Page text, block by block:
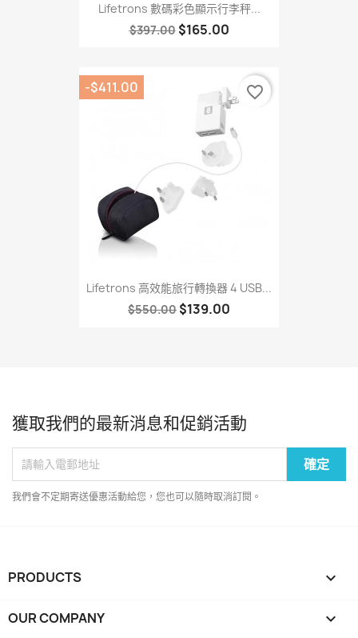
Lifetrons 數碼彩色顯示行李秤...
$397.00 $165.00
Lifetrons 高效能旅行轉換器 4 USB...
$550.00 $139.00
-$411.00 favorite_border
獲取我們的最新消息和促銷活動
我們會不定期寄送優惠活動給您，您也可以隨時取消訂閱。
PRODUCTS 
OUR COMPANY 